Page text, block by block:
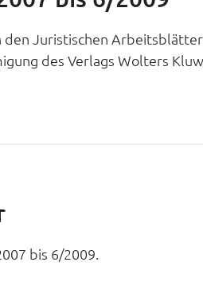
den Juristischen
des Verlags Wolters
bis 6/2009.